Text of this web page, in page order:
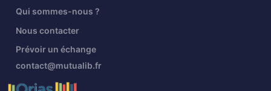
Qui sommes-nous ?
Nous contacter
Prévoir un échange
contact@mutualib.fr